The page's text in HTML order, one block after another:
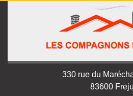
330 rue du
83600